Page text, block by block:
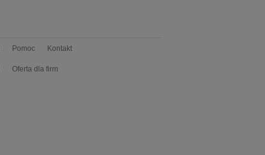
Pomoc Kontakt
Oferta dla firm